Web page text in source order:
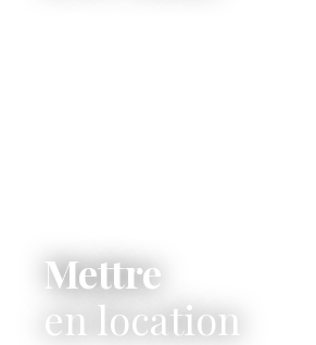
Mettre
en location